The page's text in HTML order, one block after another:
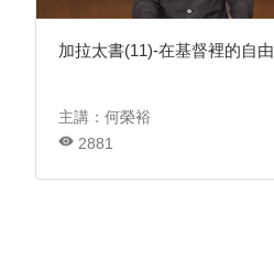
加拉太書(11)-在基督裡的自由
主講：何榮裕
2881